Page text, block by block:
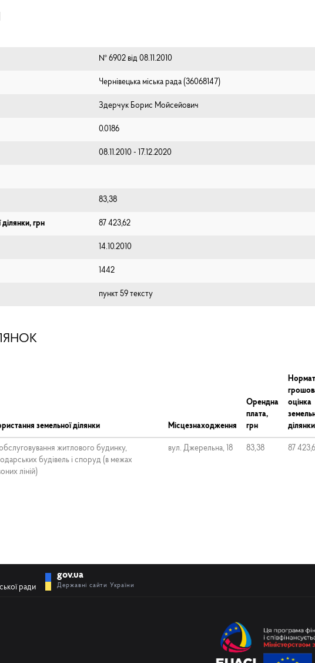
№ 6902 від 08.11.2010
Чернівецька міська рада (⁨36068147⁩)
Здерчук Борис Мойсейович
0.0186
08.11.2010 - 17.12.2020
83,38
грн 87 423,62
14.10.2010
1442
пункт 59 тексту
земельної ділянки Місцезнаходження
Орендна
плата,
грн
оцінка
житлового будинку,
будівель і споруд (в межах
ліній)
вул. Джерельна, 18 83,38 87
ради
gov.ua
Державні сайти України